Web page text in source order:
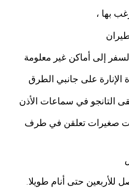
بها ،
إلى أماكن غير معلومة
على جانبي الطرق
التانجو في سماعات الأذن
صغيرات تعلقن في طرف
للأربعين حتى أنام طويلا.